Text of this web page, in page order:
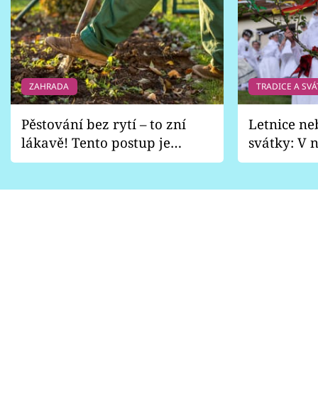
ZAHRADA
Pěstování bez rytí – to zní
lákavě! Tento postup je
vhodný jen pro některé
TRADICE A
Letnice
svátky: V
pondělí